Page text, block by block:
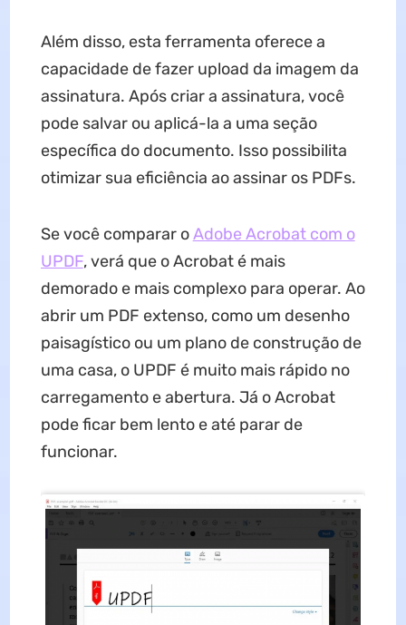
Além disso, esta ferramenta oferece a
capacidade de fazer upload da imagem da
assinatura. Após criar a assinatura, você
pode salvar ou aplicá-la a uma seção
específica do documento. Isso possibilita
otimizar sua eficiência ao assinar os PDFs.
Se você comparar oAdobe Acrobat com o
UPDF, verá que o Acrobat é mais
demorado e mais complexo para operar. Ao
abrir um PDF extenso, como um desenho
paisagístico ou um plano de construção de
uma casa, o UPDF é muito mais rápido no
carregamento e abertura. Já o Acrobat
pode ficar bem lento e até parar de
funcionar.